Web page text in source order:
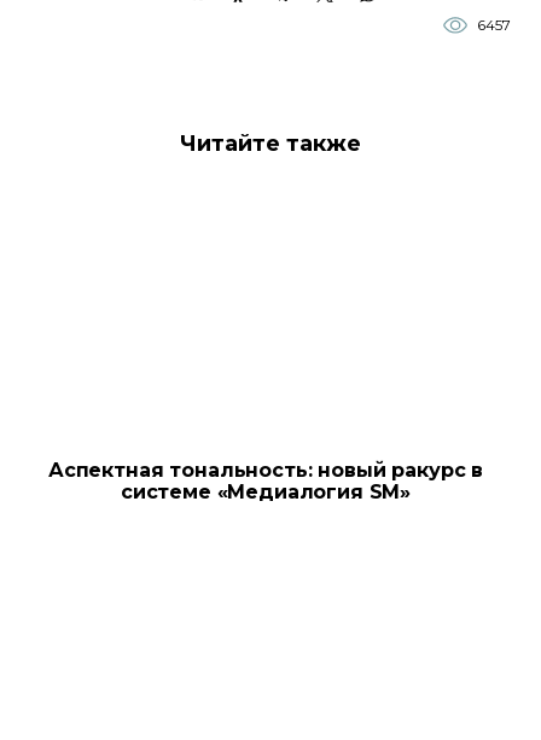
6457
Читайте также
Аспектная тональность: новый ракурс в
системе «Медиалогия SM»